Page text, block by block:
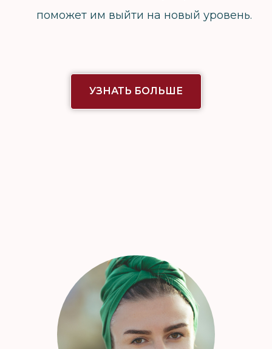
поможет им выйти на новый уровень.
УЗНАТЬ БОЛЬШЕ